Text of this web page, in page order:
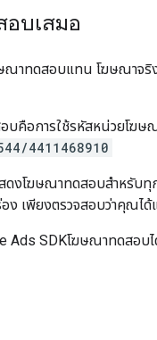
บเสมอ
ณาทดสอบแทน โฆษณาจ
คือการใช้รหัสหน่วยโฆษ
4411468910
ดงโฆษณาทดสอบสำหรับ
ง เพียงตรวจสอบว่าคุ
Ads SDKโฆษณาทดสอบ